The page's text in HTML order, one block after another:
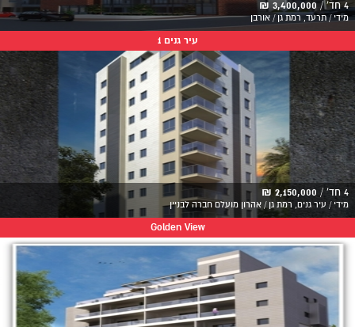
4 חד' / 3,400,000 ₪
מידי / תרעד, רמת גן / אורבן
עיר גנים 1
4 חד' / 2,150,000 ₪
מידי / עיר גנים, רמת גן / אהרון מועלם חברה לבניין
Golden View